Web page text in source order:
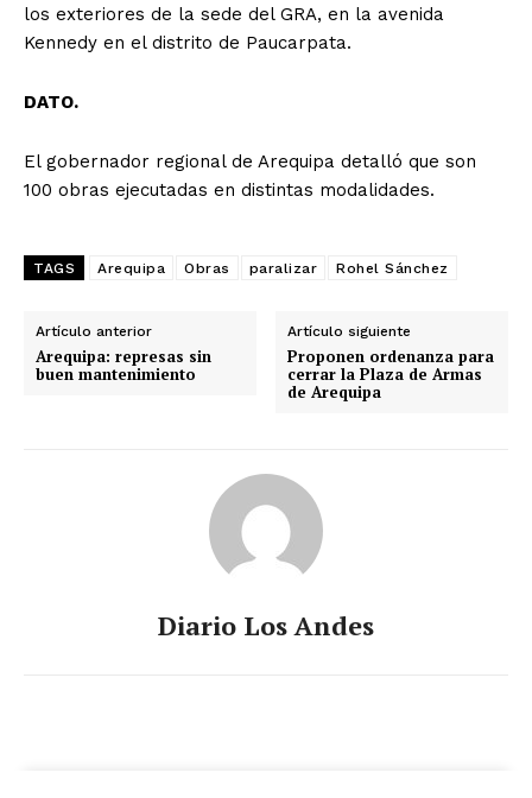
los exteriores de la sede del GRA, en la avenida
Kennedy en el distrito de Paucarpata.
DATO.
El gobernador regional de Arequipa detalló que son
100 obras ejecutadas en distintas modalidades.
TAGS Arequipa Obras paralizar Rohel Sánchez
Artículo anterior
Arequipa: represas sin
buen mantenimiento
Artículo siguiente
Proponen ordenanza para
cerrar la Plaza de Armas
de Arequipa
Diario Los Andes